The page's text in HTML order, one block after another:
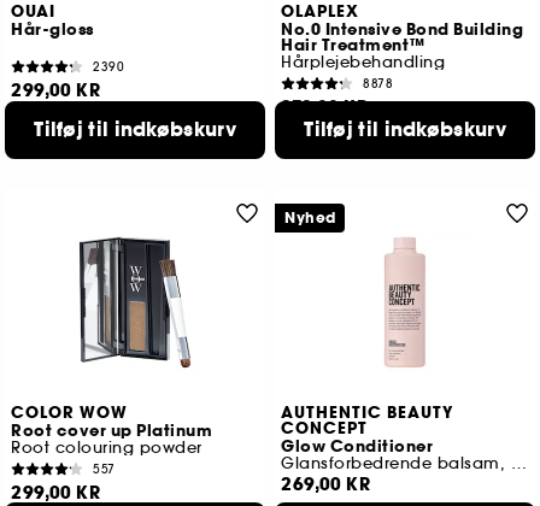
OUAI
Hår-gloss
2390
299,00 KR
Tilføj til indkøbskurv
OLAPLEX
No.0 Intensive Bond Building
Hair Treatment™
Hårplejebehandling
8878
279,00 KR
Tilføj til indkøbskurv
COLOR WOW
Root cover up Platinum
Root colouring powder
557
299,00 KR
AUTHENTIC BEAUTY
CONCEPT
Glow Conditioner
Glansforbedrende balsam, der bevarer hårfarven
269,00 KR
Nyhed